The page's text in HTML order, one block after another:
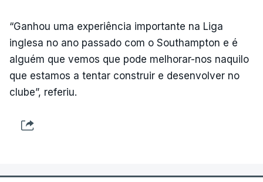
“Ganhou uma experiência importante na Liga
inglesa no ano passado com o Southampton e é
alguém que vemos que pode melhorar-nos naquilo
que estamos a tentar construir e desenvolver no
clube”, referiu.